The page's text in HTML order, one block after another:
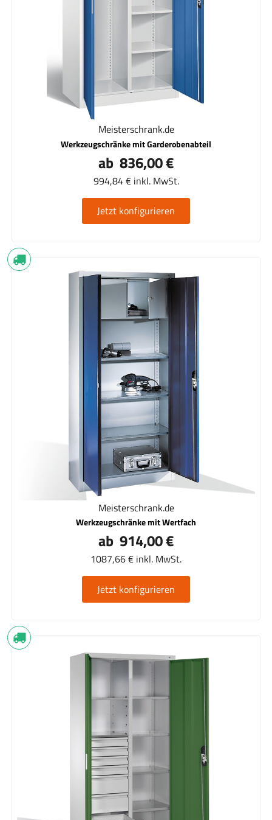
Meisterschrank.de
Werkzeugschränke mit Garderobenabteil
ab 836,00 €
994,84 € inkl. MwSt.
Jetzt konfigurieren
Meisterschrank.de
Werkzeugschränke mit Wertfach
ab 914,00 €
1087,66 € inkl. MwSt.
Jetzt konfigurieren